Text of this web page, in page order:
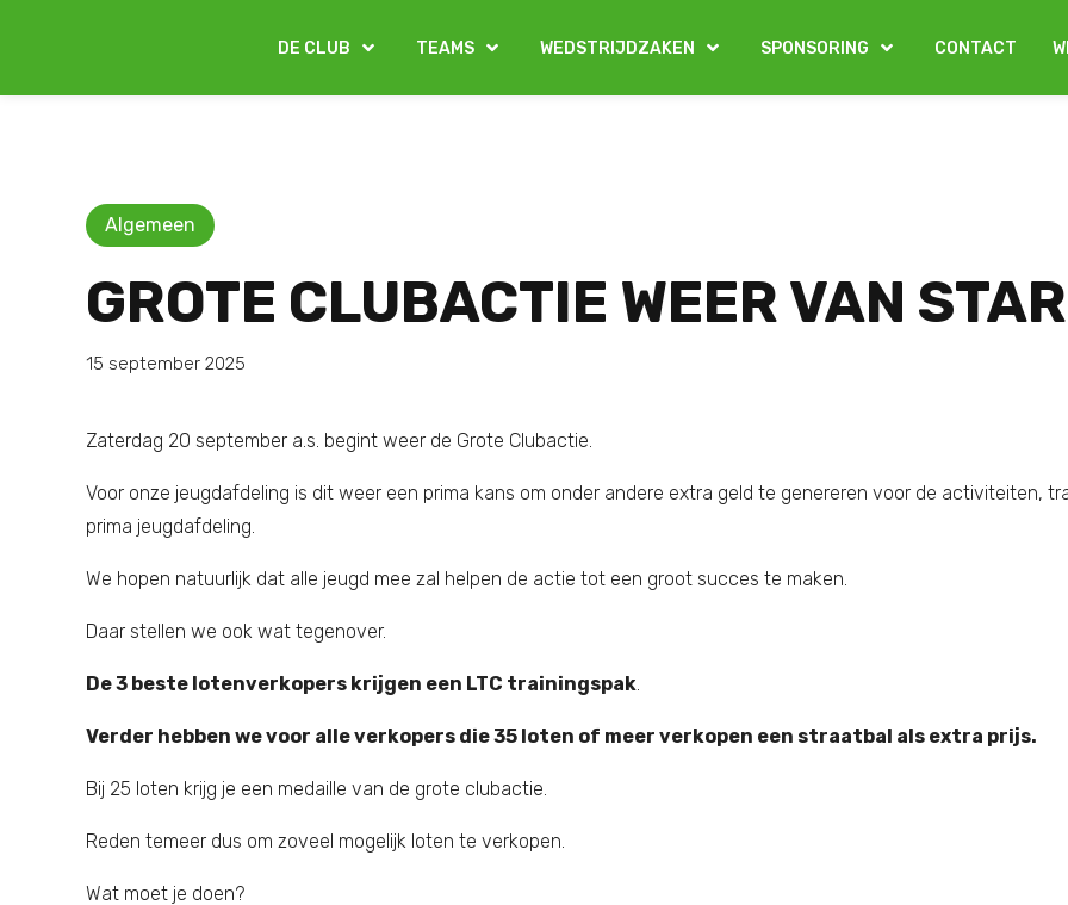
DE CLUB TEAMS WEDSTRIJDZAKEN SPONSORING CONTACT
Algemeen
GROTE CLUBACTIE WEER VAN
15 september 2025
Zaterdag 20 september a.s. begint weer de Grote Clubactie.
Voor onze jeugdafdeling is dit weer een prima kans om onder andere extra geld te genereren voor de activiteiten,
prima jeugdafdeling.
We hopen natuurlijk dat alle jeugd mee zal helpen de actie tot een groot succes te maken.
Daar stellen we ook wat tegenover.
De 3 beste lotenverkopers krijgen een LTC trainingspak.
Verder hebben we voor alle verkopers die 35 loten of meer verkopen een straatbal als extra prijs.
Bij 25 loten krijg je een medaille van de grote clubactie.
Reden temeer dus om zoveel mogelijk loten te verkopen.
Wat moet je doen?